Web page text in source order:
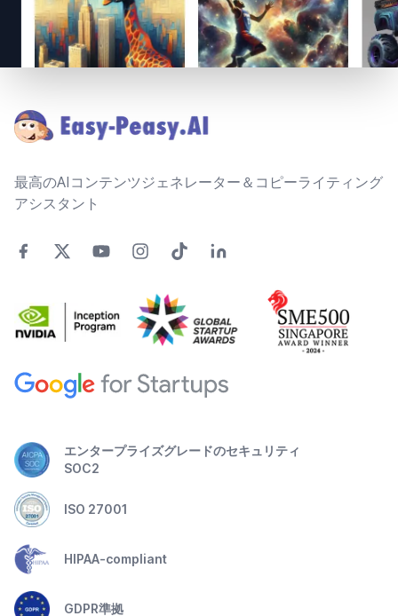
最高のAIコンテンツジェネレーター＆コピーライティング
アシスタント
エンタープライズグレードのセキュリティ
SOC2
ISO 27001
HIPAA-compliant
GDPR準拠